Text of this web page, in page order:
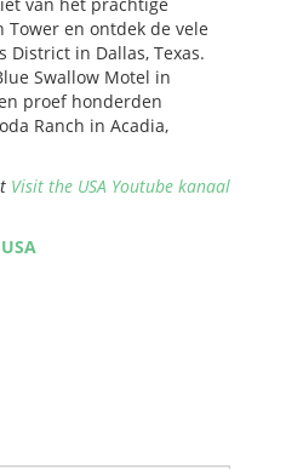
en ontdek de vele
District in Dallas, Texas.
Swallow Motel in
proef honderden
Ranch in Acadia,
Visit the USA Youtube kanaal